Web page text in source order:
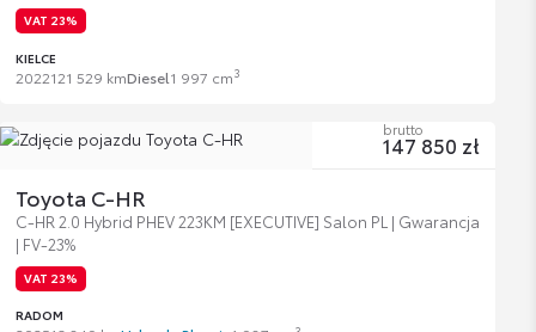
VAT 23%
KIELCE
2022121 529 kmDiesel1 997 cm3
Toyota C-HR
C-HR 2.0 Hybrid PHEV 223KM [EXECUTIVE] Salon PL | Gwarancja
| FV-23%
VAT 23%
RADOM
brutto
147 850 zł